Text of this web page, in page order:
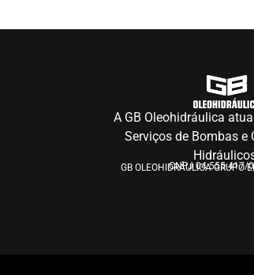
A GB Oleohidráulica
Serviços de Bombas e
GB OLEOHIDRÁULICA GRUPO
CNPJ 04.555.417/